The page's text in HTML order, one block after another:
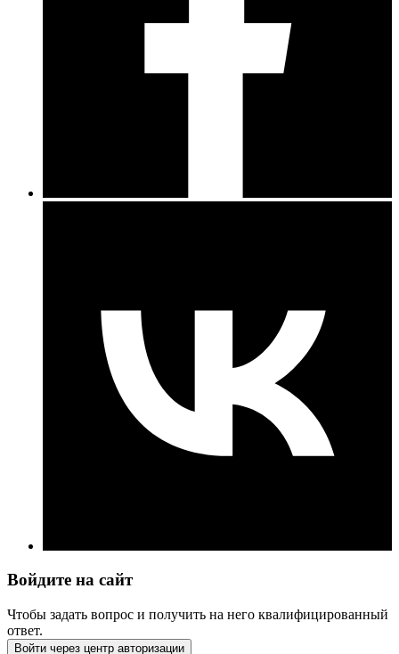
Войдите на сайт
Чтобы задать вопрос и получить на него квалифицированный
ответ.
Войти через центр авторизации